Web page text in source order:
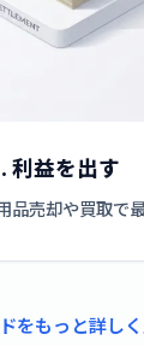
利益を出す
品売却や買取で
をもっと詳し